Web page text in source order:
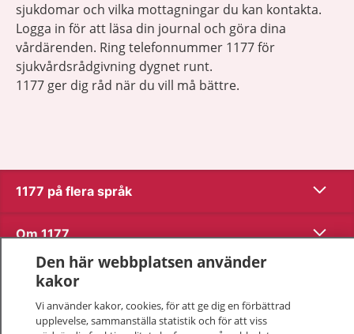
sjukdomar och vilka mottagningar du kan kontakta.
Logga in för att läsa din journal och göra dina
vårdärenden. Ring telefonnummer 1177 för
sjukvårdsrådgivning dygnet runt.
1177 ger dig råd när du vill må bättre.
1177 på flera språk Visa
Om 1177 Visa
Kontakt
Den här webbplatsen använder
kakor
Vi använder kakor, cookies, för att ge dig en förbättrad
upplevelse, sammanställa statistik och för att viss